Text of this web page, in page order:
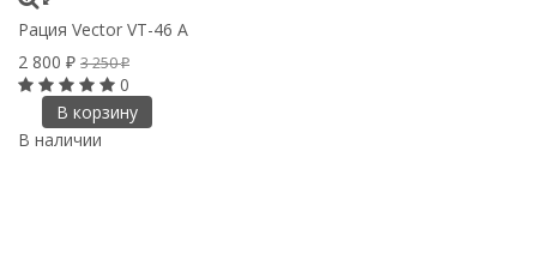
Рация Vector VT-46 A
2 800 ₽ 3 250₽
0
В корзину
В наличии